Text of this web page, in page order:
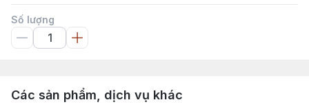
Số lượng
Các sản phẩm, dịch vụ khác